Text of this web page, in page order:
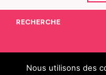
RECHERCHE
ON
Nous utilisons des